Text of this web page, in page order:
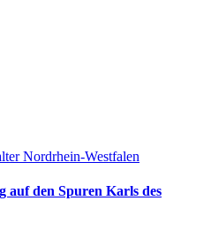
Nordrhein-Westfalen
auf den Spuren Karls des